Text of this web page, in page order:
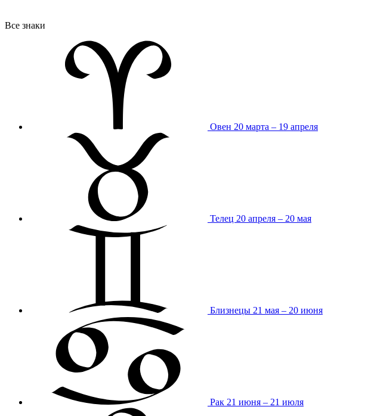
Все знаки
Овен 20 марта – 19 апреля
Телец 20 апреля – 20 мая
Близнецы 21 мая – 20 июня
Рак 21 июня – 21 июля